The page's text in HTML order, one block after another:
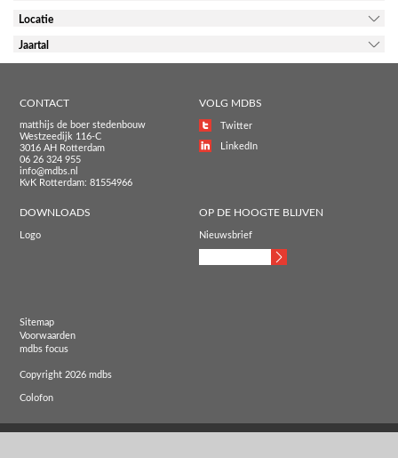
Locatie
Jaartal
CONTACT
matthijs de boer stedenbouw
Westzeedijk 116-C
3016 AH Rotterdam
06 26 324 955
info@mdbs.nl
KvK Rotterdam: 81554966
VOLG MDBS
Twitter
LinkedIn
DOWNLOADS
Logo
OP DE HOOGTE BLIJVEN
Nieuwsbrief
Sitemap
Voorwaarden
mdbs focus
Copyright 2026 mdbs
Colofon